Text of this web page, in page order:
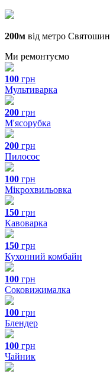
200м від метро Святошин
Ми ремонтуємо
100 грн
Мультиварка
200 грн
М'ясорубка
200 грн
Пилосос
100 грн
Мікрохвильовка
150 грн
Кавоварка
150 грн
Кухонний комбайн
100 грн
Соковижималка
100 грн
Блендер
100 грн
Чайник